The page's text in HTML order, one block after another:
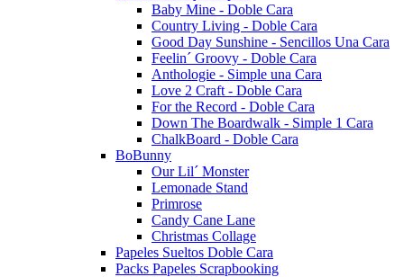
Baby Mine - Doble Cara
Country Living - Doble Cara
Good Day Sunshine - Sencillos Una Cara
Feelin´ Groovy - Doble Cara
Anthologie - Simple una Cara
Love 2 Craft - Doble Cara
For the Record - Doble Cara
Down The Boardwalk - Simple 1 Cara
ChalkBoard - Doble Cara
BoBunny
Our Lil´ Monster
Lemonade Stand
Primrose
Candy Cane Lane
Christmas Collage
Papeles Sueltos Doble Cara
Packs Papeles Scrapbooking